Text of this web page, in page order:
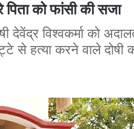
पिता को फांसी की सजा
देवेंद्र विश्वकर्मा को
से हत्या करने वाले दोषी